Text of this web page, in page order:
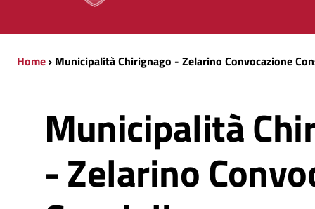
Home› Municipalità Chirignago - Zelarino Convocazione
Municipalità
- Zelarino